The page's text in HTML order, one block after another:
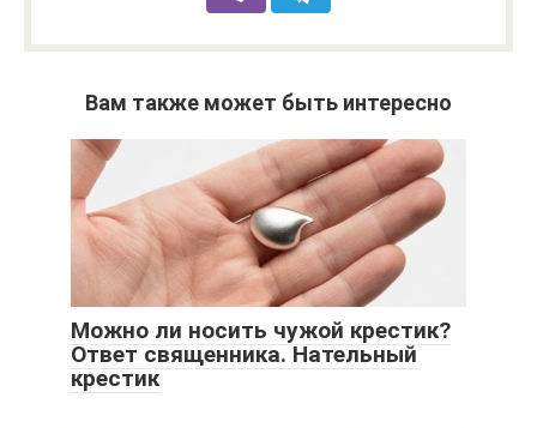
Вам также может быть интересно
Можно ли носить чужой крестик?
Ответ священника. Нательный
крестик